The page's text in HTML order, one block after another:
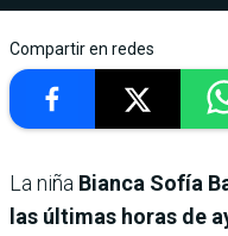
Compartir en redes
La niña Bianca Sofía
las últimas horas de